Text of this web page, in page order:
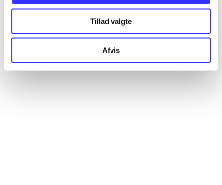
Tillad valgte
Afvis
Artikler
Alle registrerede artikler fordelt på udgivelser